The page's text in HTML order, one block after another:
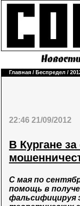
Главная / Беспредел /
22:46 21/09/2012
В Кургане
С мая по
помощь в
фальсифицируя